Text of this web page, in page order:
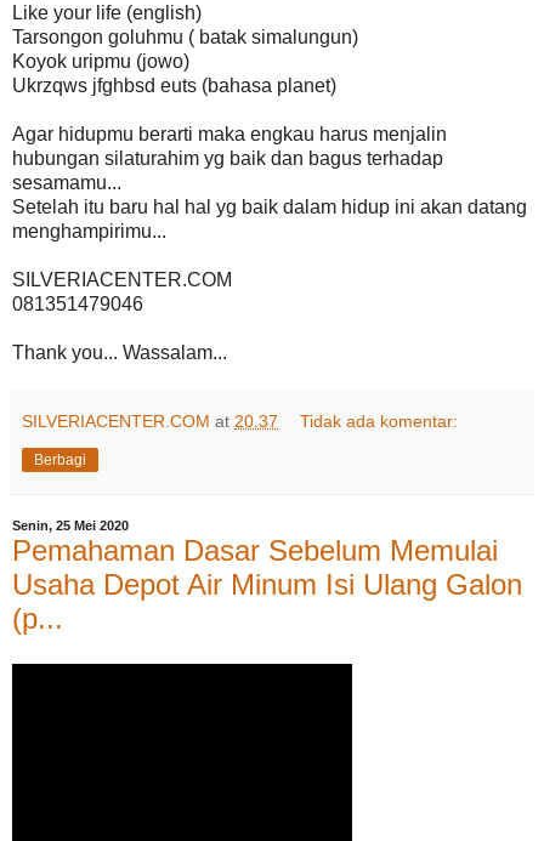
Like your life (english)
Tarsongon goluhmu ( batak simalungun)
Koyok uripmu (jowo)
Ukrzqws jfghbsd euts (bahasa planet)
Agar hidupmu berarti maka engkau harus menjalin
hubungan silaturahim yg baik dan bagus terhadap
sesamamu...
Setelah itu baru hal hal yg baik dalam hidup ini akan datang
menghampirimu...
SILVERIACENTER.COM
081351479046
Thank you... Wassalam...
SILVERIACENTER.COM at 20.37 Tidak ada komentar:
Berbagi
Senin, 25 Mei 2020
Pemahaman Dasar Sebelum Memulai
Usaha Depot Air Minum Isi Ulang Galon
(p...